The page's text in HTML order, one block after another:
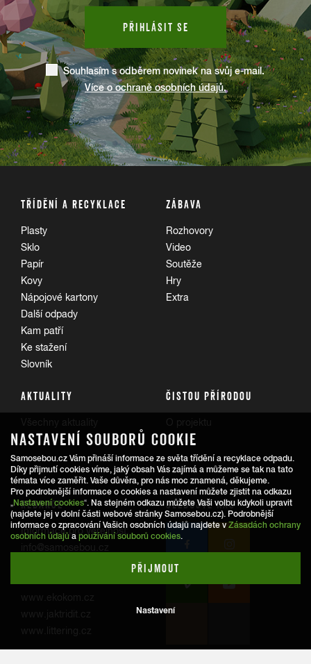
PŘIHLÁSIT SE
Souhlasím s odběrem novinek na svůj e-mail.
Více o ochraně osobních údajů.
TŘÍDĚNÍ A RECYKLACE
Plasty
Sklo
Papír
Kovy
Nápojové kartony
Další odpady
Kam patří
Ke stažení
Slovník
ZÁBAVA
Rozhovory
Video
Soutěže
Hry
Extra
AKTUALITY ČISTOU PŘÍRODOU
Trasy
REDAKCE
Informace pro veřejnost:
SLEDUJTE NÁS
NASTAVENÍ SOUBORŮ COOKIE
Samosebou.cz Vám přináší informace ze světa třídění a recyklace odpadu.
Díky přijmutí cookies víme, jaký obsah Vás zajímá a můžeme se tak na tato
témata více zaměřit. Vaše důvěra, pro nás moc znamená, děkujeme.
Pro podrobnější informace o cookies a nastavení můžete zjistit na odkazu
„Nastavení cookies“. Na stejném odkazu můžete Vaši volbu kdykoli upravit
(najdete jej v dolní části webové stránky Samosebou.cz). Podrobnější
informace o zpracování Vašich osobních údajů najdete vZásadách ochrany
osobních údajů a používání souborů cookies.
PŘIJMOUT
Nastavení